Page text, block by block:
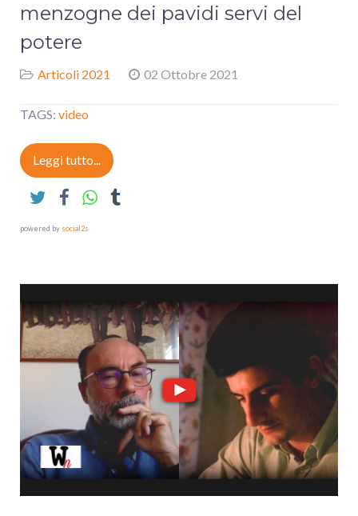
menzogne dei pavidi servi del
potere
Articoli 2021 02 Ottobre 2021
TAGS: video
Leggi tutto...
powered by social2s